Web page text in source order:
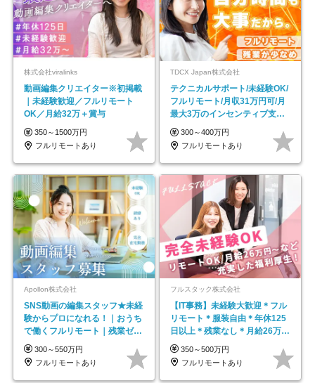
株式会社viralinks
動画編集クリエイター※初掲載
｜未経験歓迎／フルリモート
OK／月給32万＋賞与
350～1500万円
フルリモートあり
TDCX Japan株式会社
テクニカルサポート/未経験OK/
フルリモート/月収31万円可/月
最大3万のインセンティブ支給/
平均年齢33歳
300～400万円
フルリモートあり
Apollon株式会社
SNS動画の編集スタッフ★未経
験からプロになれる！｜おうち
で働くフルリモート｜残業ゼロ
で18時退勤◎
300～550万円
フルリモートあり
フルスタック株式会社
【IT事務】未経験大歓迎＊フル
リモート＊服装自由＊年休125
日以上＊残業なし＊月給26万円
以上
350～500万円
フルリモートあり